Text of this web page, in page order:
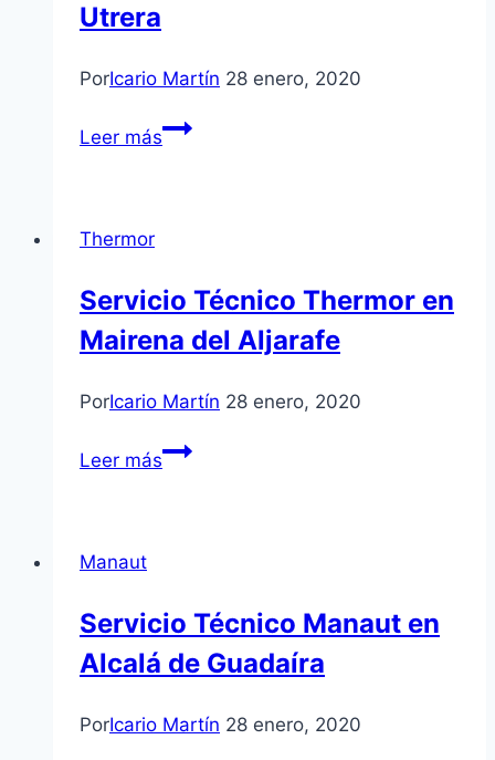
Utrera
PorIcario Martín 28 enero, 2020
Leer másServicio
Thermor
Servicio Técnico Thermor en
Mairena del Aljarafe
PorIcario Martín 28 enero, 2020
Leer másServicio
Aljarafe
Manaut
Servicio Técnico Manaut en
Alcalá de Guadaíra
PorIcario Martín 28 enero, 2020